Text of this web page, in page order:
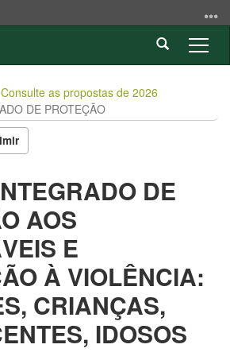
a
Abrir
a
Consulte as propostas de 2026
DE PROTEÇÃO
DE
AOS
E
À VIOLÊNCIA:
CRIANÇAS,
IDOSOS